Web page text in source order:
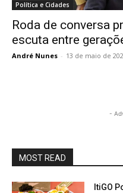
Política e Cidades
Roda de conversa
escuta entre
André Nunes - 13 de maio de
-
MOST READ
ItiGO